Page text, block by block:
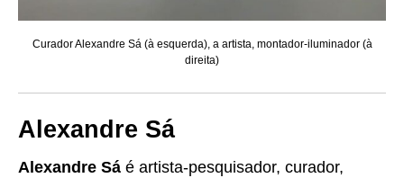
Curador Alexandre Sá (à esquerda), a artista, montador-iluminador (à
direita)
Alexandre Sá
Alexandre Sá é artista-pesquisador, curador,